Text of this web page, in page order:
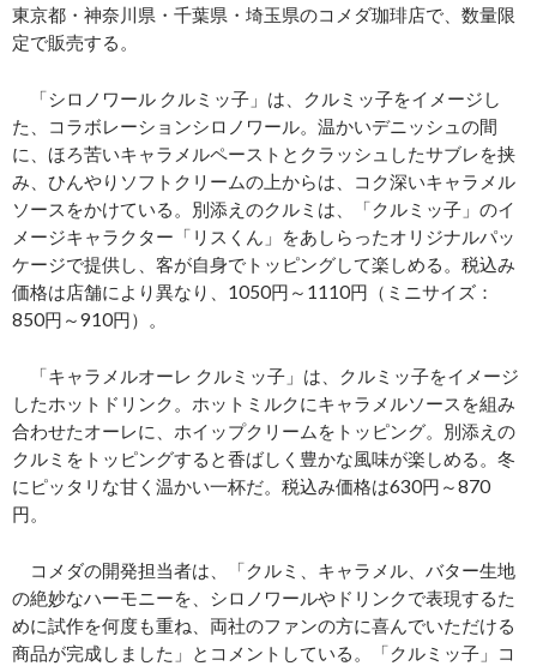
東京都・神奈川県・千葉県・埼玉県のコメダ珈琲店で、数量限
定で販売する。
「シロノワール クルミッ子」は、クルミッ子をイメージし
た、コラボレーションシロノワール。温かいデニッシュの間
に、ほろ苦いキャラメルペーストとクラッシュしたサブレを挟
み、ひんやりソフトクリームの上からは、コク深いキャラメル
ソースをかけている。別添えのクルミは、「クルミッ子」のイ
メージキャラクター「リスくん」をあしらったオリジナルパッ
ケージで提供し、客が自身でトッピングして楽しめる。税込み
価格は店舗により異なり、1050円～1110円（ミニサイズ：
850円～910円）。
「キャラメルオーレ クルミッ子」は、クルミッ子をイメージ
したホットドリンク。ホットミルクにキャラメルソースを組み
合わせたオーレに、ホイップクリームをトッピング。別添えの
クルミをトッピングすると香ばしく豊かな風味が楽しめる。冬
にピッタリな甘く温かい一杯だ。税込み価格は630円～870
円。
コメダの開発担当者は、「クルミ、キャラメル、バター生地
の絶妙なハーモニーを、シロノワールやドリンクで表現するた
めに試作を何度も重ね、両社のファンの方に喜んでいただける
商品が完成しました」とコメントしている。「クルミッ子」コ